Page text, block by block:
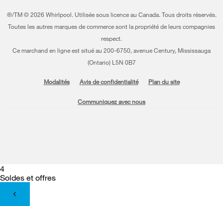
®/TM © 2026 Whirlpool. Utilisée sous licence au Canada. Tous droits réservés.
Toutes les autres marques de commerce sont la propriété de leurs compagnies
respect.
Ce marchand en ligne est situé au 200-6750, avenue Century, Mississauga
(Ontario) L5N 0B7
Modalités Avis de confidentialité Plan du site
Communiquez avec nous
4
Soldes et offres